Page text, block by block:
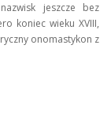
jeszcze bez
koniec wieku XVIII,
onomastykon z